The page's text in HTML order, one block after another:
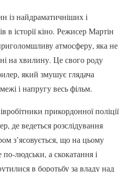
із найдраматичніших і
в історії кіно. Режисер Мартін
атмосферу, яка не
ні на хвилину. Це свого роду
який змушує глядача
і напругу весь фільм.
прикордонної поліції
де ведеться розслідування
з’ясовується, що на цьому
по-людськи, а скокатання і
в боротьбу за владу над